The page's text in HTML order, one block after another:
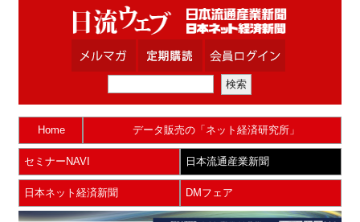
Home データ販売の「ネット経済研究所」
セミナーNAVI 日本流通産業新聞
日本ネット経済新聞 DMフェア